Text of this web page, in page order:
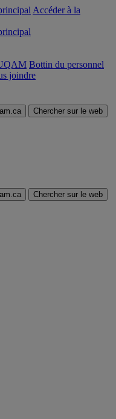
Accéder à la
Bottin du personnel
joindre
Chercher sur le web
Chercher sur le web